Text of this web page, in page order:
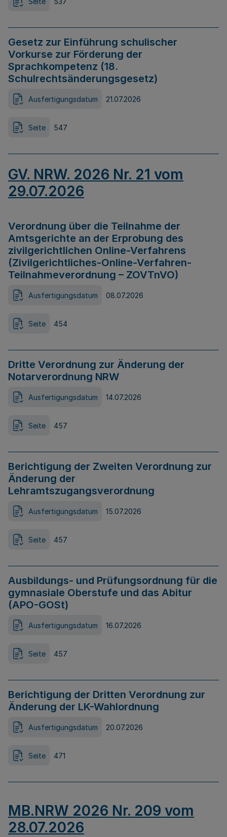
Gesetz zur Einführung schulischer
Vorkurse zur Förderung der
Sprachkompetenz (18.
Schulrechtsänderungsgesetz)
Ausfertigungsdatum 21.07.2026
Seite 547
GV. NRW. 2026 Nr. 21 vom
29.07.2026
Verordnung über die Teilnahme der
Amtsgerichte an der Erprobung des
zivilgerichtlichen Online-Verfahrens
(Zivilgerichtliches-Online-Verfahren-
Teilnahmeverordnung – ZOVTnVO)
Ausfertigungsdatum 08.07.2026
Seite 454
Dritte Verordnung zur Änderung der
Notarverordnung NRW
Ausfertigungsdatum 14.07.2026
Seite 457
Berichtigung der Zweiten Verordnung zur
Änderung der
Lehramtszugangsverordnung
Ausfertigungsdatum 15.07.2026
Seite 457
Ausbildungs- und Prüfungsordnung für die
gymnasiale Oberstufe und das Abitur
(APO-GOSt)
Ausfertigungsdatum 16.07.2026
Seite 457
Berichtigung der Dritten Verordnung zur
Änderung der LK-Wahlordnung
Ausfertigungsdatum 20.07.2026
Seite 471
MB.NRW 2026 Nr. 209 vom
28.07.2026